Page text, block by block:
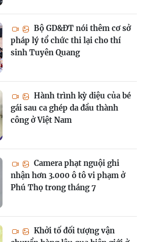
Bộ GD&ĐT nói thêm cơ sở
pháp lý tổ chức thi lại cho thí
sinh Tuyên Quang
Hành trình kỳ diệu của bé
gái sau ca ghép da đầu thành
công ở Việt Nam
Camera phạt nguội ghi
nhận hơn 3.000 ô tô vi phạm ở
Phú Thọ trong tháng 7
Khởi tố đối tượng vận